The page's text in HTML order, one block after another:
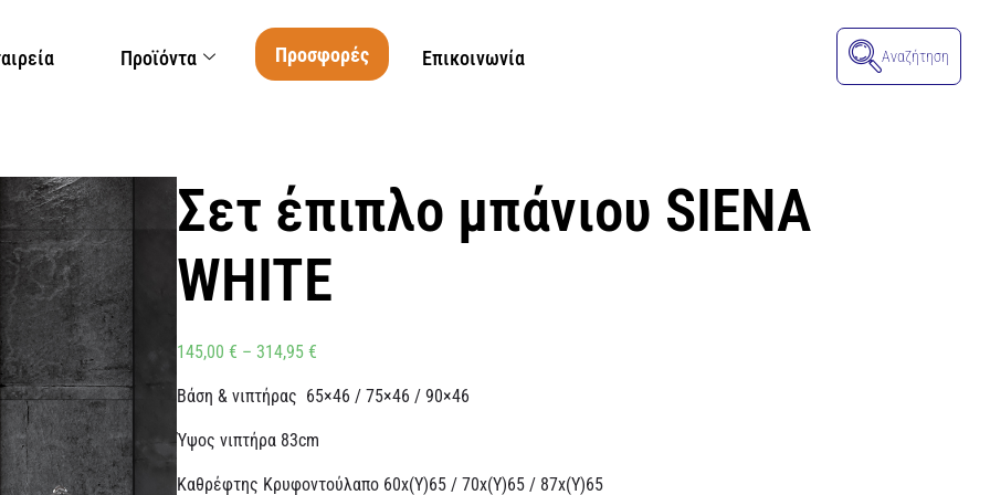
Προϊόντα Προσφορές Επικοινωνία Αναζήτηση
Σετ έπιπλο μπάνιου SIENA
WHITE
145,00€ – 314,95€
Βάση & νιπτήρας 65×46 / 75×46 / 90×46
Ύψος νιπτήρα 83cm
Καθρέφτης Κρυφοντούλαπο 60x(Y)65 / 70x(Y)65 / 87x(Y)65